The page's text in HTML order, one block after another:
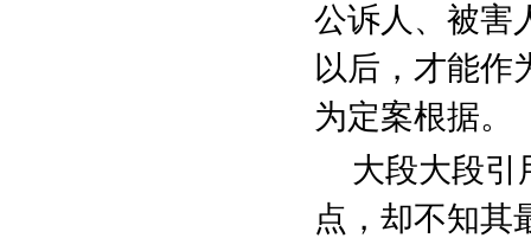
公诉人、被害
以后，才能作
为定案根据。
大段大段引
点，却不知其